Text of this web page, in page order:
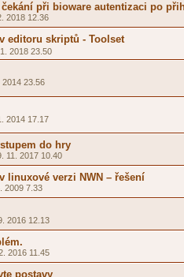
při bioware autentizaci po
2018 12.36
editoru skriptů - Toolset
2018 23.50
2014 23.56
2014 17.17
do hry
11. 2017 10.40
linuxové verzi NWN – řešení
2009 7.33
2016 12.13
2016 11.45
postavy